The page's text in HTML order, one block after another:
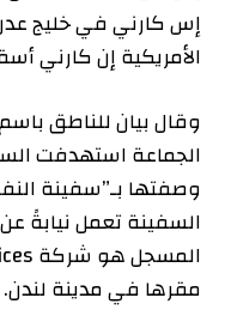
إس كارني في خليج
الأمريكية إن كارني
وقال بيان للناطق
الجماعة استهدفت
وصفتها بـ”سفينة
السفينة تعمل نيابةً
مقرها في مدينة لندن.